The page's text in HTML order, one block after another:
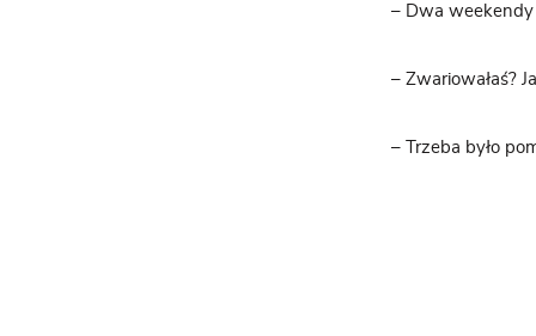
– Dwa weekendy
– Zwariowałaś?
– Trzeba było